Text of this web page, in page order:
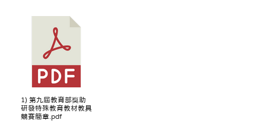
1) 第九屆教育部獎助
研發特殊教育教材教具
競賽簡章.pdf